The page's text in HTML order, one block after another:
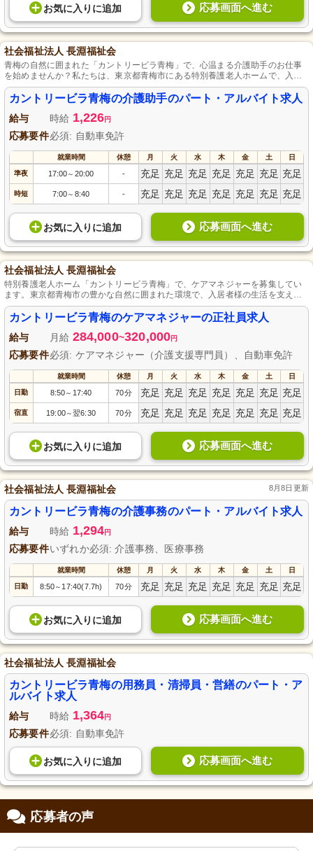
お気に入り に追加 応募画面へ進む
社会福祉法人 長淵福祉会
青梅の自然に囲まれた「カントリービラ青梅」で、心温まる介護助手のお仕事
を始めませんか？私たちは、東京都青梅市にある特別養護老人ホームで、入居
者様一人一人の個性を尊重したケアを提供しています。未経験者も大歓迎！自
動車免許をお持ちであれば、資格は問いません。フレキシブルな勤務時間も相
談可能です。一緒に入居者様の笑顔を支えるやりがいを感じましょう。
カントリービラ青梅の介護助手のパート・アルバイト求人
給与 時給 1,226円
応募要件必須: 自動車免許
就業時間 休憩 月 火 水 木 金 土 日
準夜 17:00～ 20:00 - 充足 充足 充足 充足 充足 充足 充足
時短 7:00～ 8:40 - 充足 充足 充足 充足 充足 充足 充足
お気に入り に追加 応募画面へ進む
社会福祉法人 長淵福祉会
特別養護老人ホーム「カントリービラ青梅」で、ケアマネジャーを募集してい
ます。東京都青梅市の豊かな自然に囲まれた環境で、入居者様の生活を支える
仕事です。社会福祉法人長淵福祉会が運営しており、介護支援専門員の資格と
業務経験を活かしてキャリアアップを目指せるチャンスです。安定した正社員
として、地域社会に貢献するやりがいを感じながら働きませんか？自動車免許
をお持ちの方も歓迎します。
カントリービラ青梅のケアマネジャーの正社員求人
給与 月給 284,000~320,000円
応募要件必須: ケアマネジャー（介護支援専門員）、自動車免許
就業時間 休憩 月 火 水 木 金 土 日
日勤 8:50～ 17:40 70分 充足 充足 充足 充足 充足 充足 充足
宿直 19:00～翌6:30 70分 充足 充足 充足 充足 充足 充足 充足
お気に入り に追加 応募画面へ進む
社会福祉法人 長淵福祉会 8月8日更新
カントリービラ青梅の介護事務のパート・アルバイト求人
給与 時給 1,294円
応募要件いずれか必須: 介護事務、医療事務
就業時間 休憩 月 火 水 木 金 土 日
日勤 8:50～17:40(7.7h) 70分 充足 充足 充足 充足 充足 充足 充足
お気に入り に追加 応募画面へ進む
社会福祉法人 長淵福祉会
カントリービラ青梅の用務員・清掃員・営繕のパート・ア
ルバイト求人
給与 時給 1,364円
応募要件必須: 自動車免許
お気に入り に追加 応募画面へ進む
応募者の声